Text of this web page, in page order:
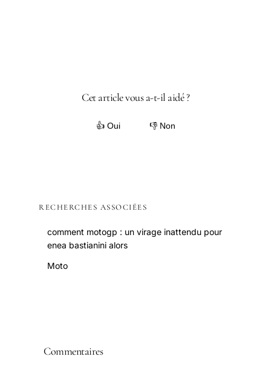
Cet article vous a-t-il aidé ?
👍 Oui 👎 Non
RECHERCHES ASSOCIÉES
comment motogp : un virage inattendu pour
enea bastianini alors
Moto
Commentaires